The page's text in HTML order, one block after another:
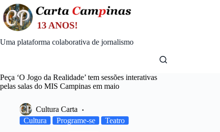
Skip
to
content
Uma plataforma colaborativa de jornalismo
Peça ‘O Jogo da Realidade’ tem sessões interativas
pelas salas do MIS Campinas em maio
Cultura Carta
Cultura
Programe-se Teatro